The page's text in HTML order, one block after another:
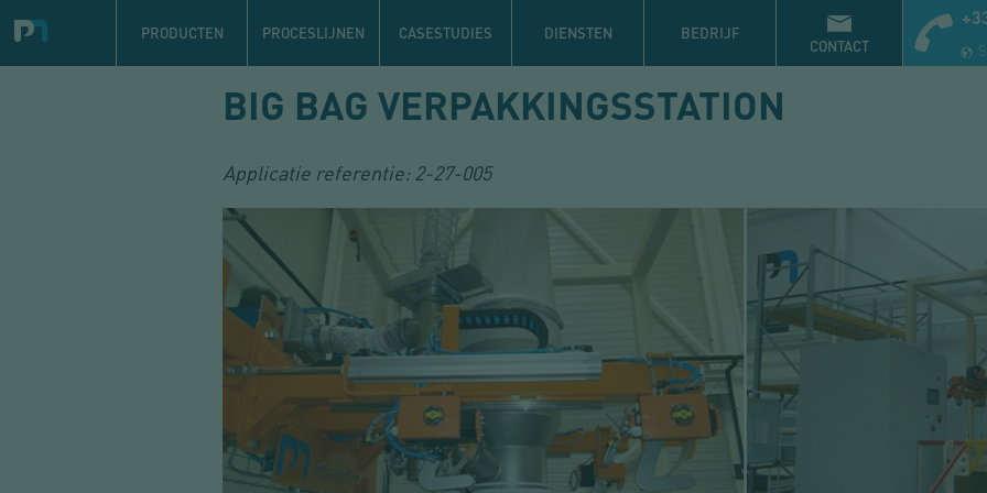
principale
PRODUCTEN PROCESLIJNEN CASESTUDIES DIENSTEN BEDRIJF
CONTACT
BIG BAG VERPAKKINGSSTATION
Applicatie referentie: 2-27-005